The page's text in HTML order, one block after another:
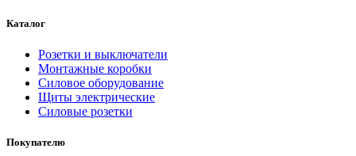
Каталог
Розетки и выключатели
Монтажные коробки
Силовое оборудование
Щиты электрические
Силовые розетки
Покупателю